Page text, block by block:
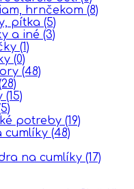
hrnčekom (8)
pítka (5)
a iné (3)
(1)
(0)
(48)
(15)
potreby (19)
cumlíky (48)
na cumlíky (17)